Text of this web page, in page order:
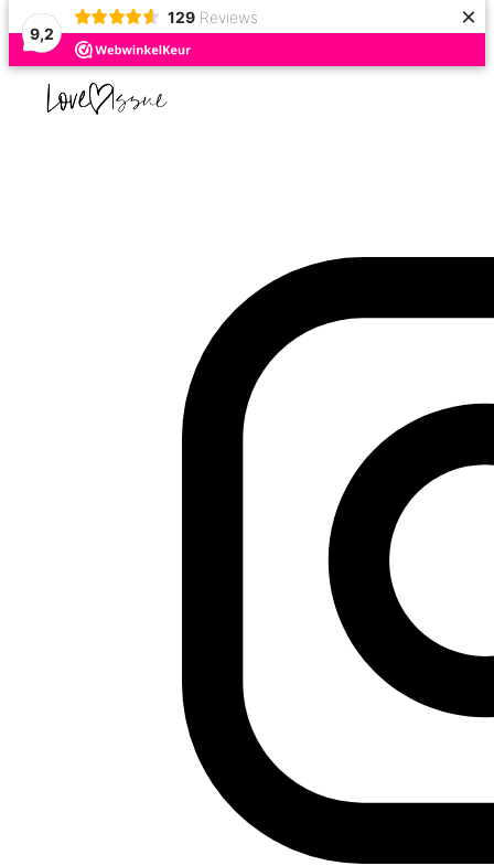
9,2
129 Reviews ×